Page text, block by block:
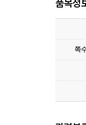
품목정
쪽